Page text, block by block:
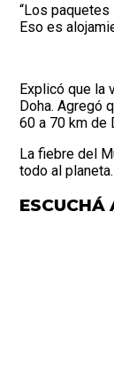
“Los
Eso es
Explicó que la
Doha. Agregó
60 a 70 km de
La fiebre del
todo al planeta.
ESCUCHÁ